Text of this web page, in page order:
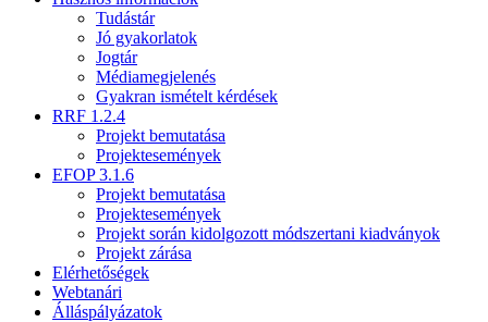
Tudástár
Jó gyakorlatok
Jogtár
Médiamegjelenés
Gyakran ismételt kérdések
RRF 1.2.4
Projekt bemutatása
Projektesemények
EFOP 3.1.6
Projekt bemutatása
Projektesemények
Projekt során kidolgozott módszertani kiadványok
Projekt zárása
Elérhetőségek
Webtanári
Álláspályázatok